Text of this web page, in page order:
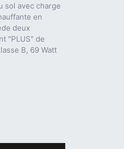
sol avec charge
en
deux
"PLUS" de
B, 69 Watt